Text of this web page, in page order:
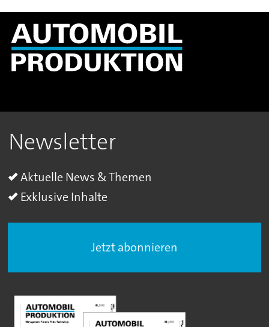
Newsletter
Aktuelle News & Themen
Exklusive Inhalte
Jetzt abonnieren